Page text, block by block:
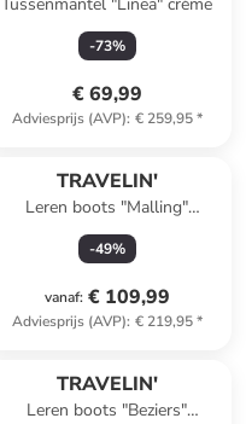
-73%
€ 69,99
Adviesprijs (AVP): € 259,95*
TRAVELIN'
Leren boots "Malling"
lichtbruin
-49%
vanaf: € 109,99
Adviesprijs (AVP): € 219,95*
TRAVELIN'
Leren boots "Beziers"